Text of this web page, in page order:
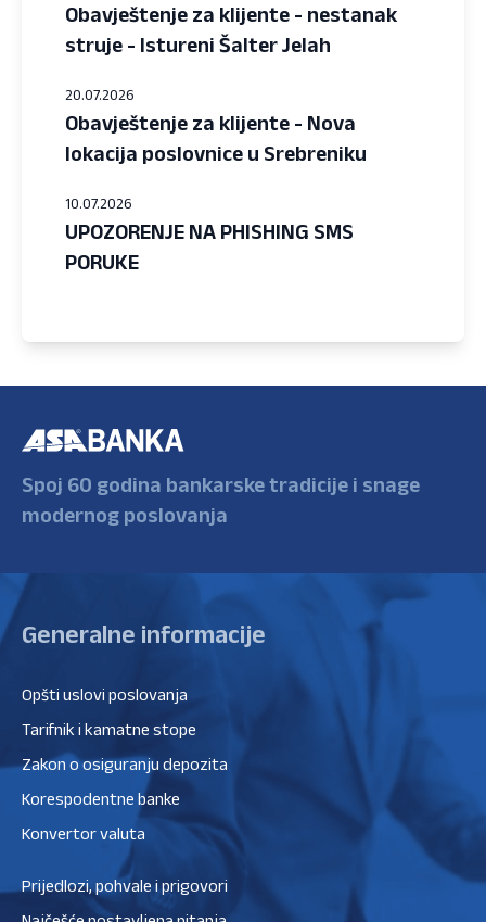
Obavještenje za klijente - nestanak
struje - Istureni Šalter Jelah
20.07.2026
Obavještenje za klijente - Nova
lokacija poslovnice u Srebreniku
10.07.2026
UPOZORENJE NA PHISHING SMS
PORUKE
Spoj 60 godina bankarske tradicije i snage
modernog poslovanja
Generalne informacije
Opšti uslovi poslovanja
Tarifnik i kamatne stope
Zakon o osiguranju depozita
Korespodentne banke
Konvertor valuta
Prijedlozi, pohvale i prigovori